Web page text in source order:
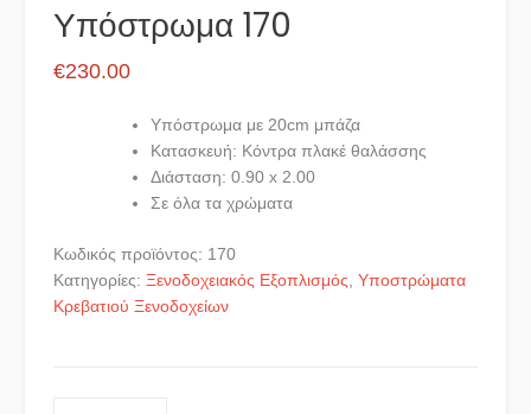
Υπόστρωμα 170
€230.00
Υπόστρωμα με 20cm μπάζα
Κατασκευή: Κόντρα πλακέ θαλάσσης
Διάσταση: 0.90 x 2.00
Σε όλα τα χρώματα
Κωδικός προϊόντος: 170
Κατηγορίες: Ξενοδοχειακός Εξοπλισμός Υποστρώματα
Κρεβατιού Ξενοδοχείων